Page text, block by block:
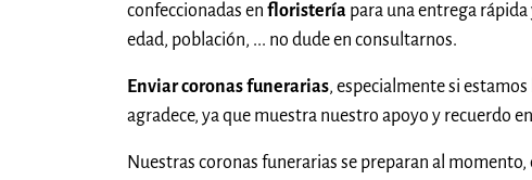
confeccionadas en floristería para una entrega
edad, población, ... no dude en consultarnos.
Enviar coronas funerarias, especialmente si
agradece, ya que muestra nuestro apoyo y recuerdo
Nuestras coronas funerarias se preparan al